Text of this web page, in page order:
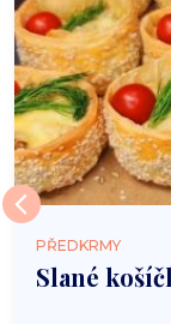
PŘEDKRMY
Slané